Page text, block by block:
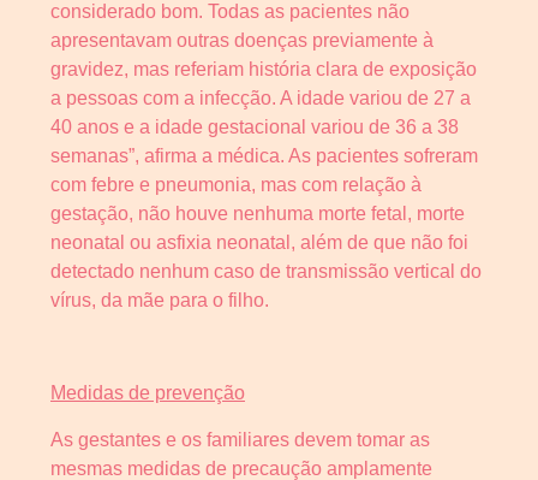
considerado bom. Todas as pacientes não
apresentavam outras doenças previamente à
gravidez, mas referiam história clara de exposição
a pessoas com a infecção. A idade variou de 27 a
40 anos e a idade gestacional variou de 36 a 38
semanas”, afirma a médica. As pacientes sofreram
com febre e pneumonia, mas com relação à
gestação, não houve nenhuma morte fetal, morte
neonatal ou asfixia neonatal, além de que não foi
detectado nenhum caso de transmissão vertical do
vírus, da mãe para o filho.
Medidas de prevenção
As gestantes e os familiares devem tomar as
mesmas medidas de precaução amplamente